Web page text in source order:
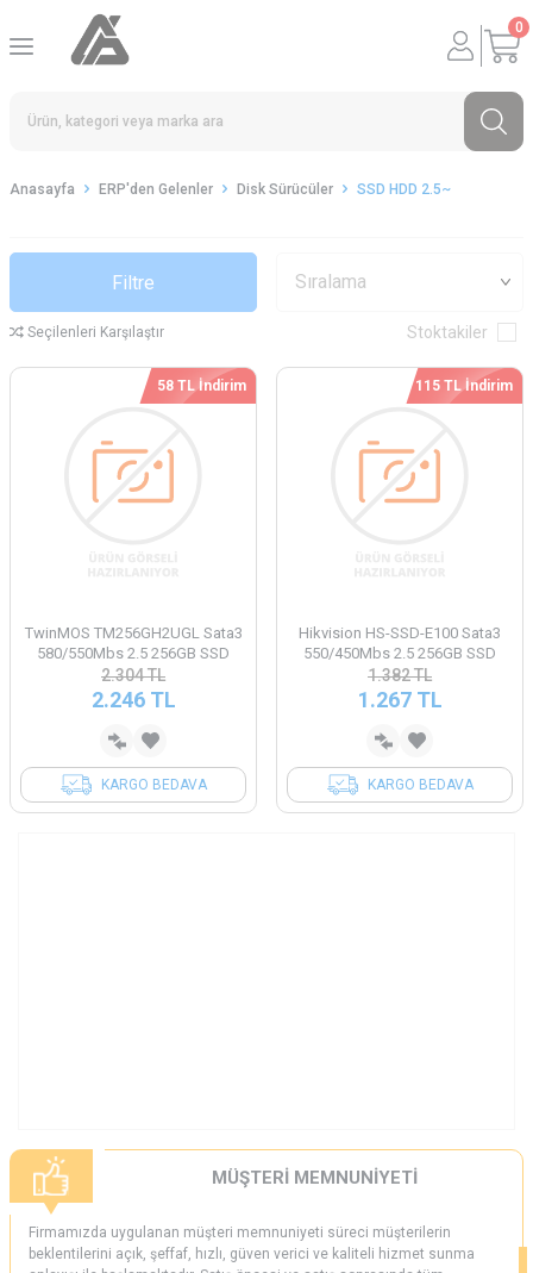
0
Anasayfa ERP'den Gelenler Disk Sürücüler SSD HDD 2.5~
Filtre
Stoktakiler
Seçilenleri Karşılaştır
58 TL İndirim
TwinMOS TM256GH2UGL Sata3
580/550Mbs 2.5 256GB SSD
2.304TL
2.246TL
KARGO BEDAVA
115 TL İndirim
Hikvision HS-SSD-E100 Sata3
550/450Mbs 2.5 256GB SSD
1.382TL
1.267TL
KARGO BEDAVA
MÜŞTERİ MEMNUNİYETİ
Firmamızda uygulanan müşteri memnuniyeti süreci müşterilerin
beklentilerini açık, şeffaf, hızlı, güven verici ve kaliteli hizmet sunma